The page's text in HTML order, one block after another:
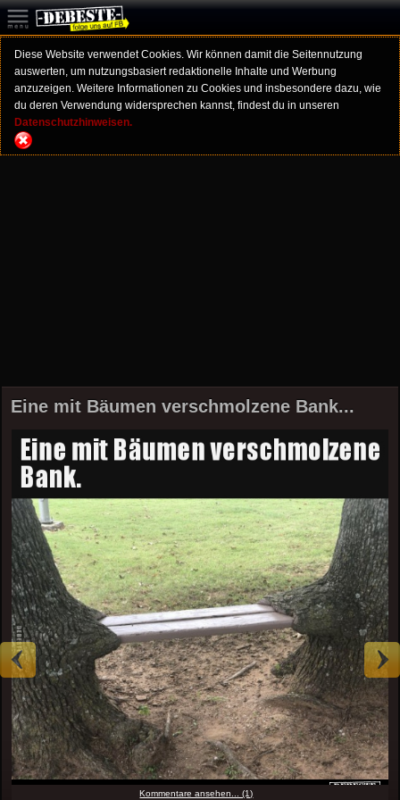
Diese Website verwendet Cookies. Wir können damit die Seitennutzung
auswerten, um nutzungsbasiert redaktionelle Inhalte und Werbung
anzuzeigen. Weitere Informationen zu Cookies und insbesondere dazu, wie
du deren Verwendung widersprechen kannst, findest du in unseren
Datenschutzhinweisen.
Eine mit Bäumen verschmolzene Bank...
Kommentare ansehen... (1)